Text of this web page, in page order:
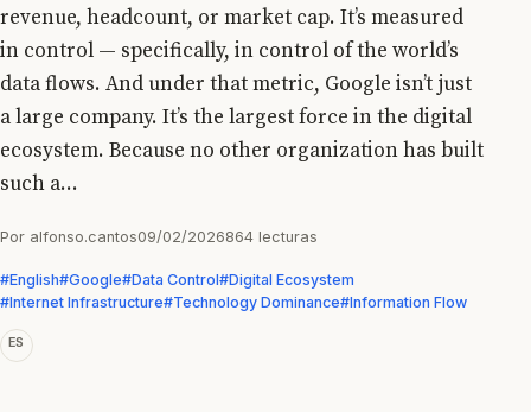
revenue, headcount, or market cap. It’s measured
in control — specifically, in control of the world’s
data flows. And under that metric, Google isn’t just
a large company. It’s the largest force in the digital
ecosystem. Because no other organization has built
such a...
Por alfonso.cantos09/02/2026864 lecturas
#English#Google#Data Control#Digital Ecosystem
#Internet Infrastructure#Technology Dominance#Information Flow
ES